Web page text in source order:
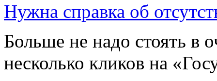
Нужна справка об
Больше не надо стоять в
несколько кликов на